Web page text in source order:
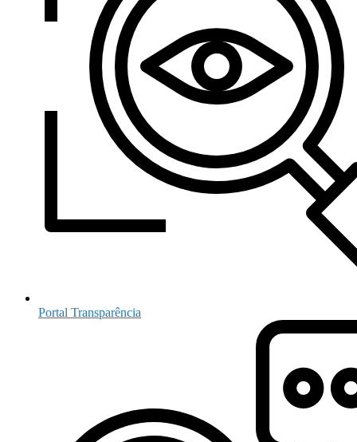
Portal Transparência